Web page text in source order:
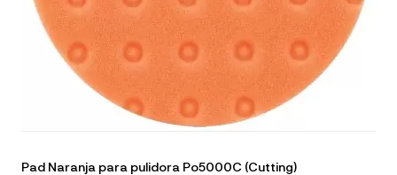
Pad Naranja para pulidora Po5000C (Cutting)